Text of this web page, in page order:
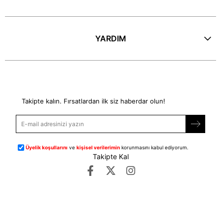
YARDIM
Takipte kalın. Fırsatlardan ilk siz haberdar olun!
Üyelik koşullarını vekişisel verilerimin korunmasını kabul ediyorum.
Takipte Kal